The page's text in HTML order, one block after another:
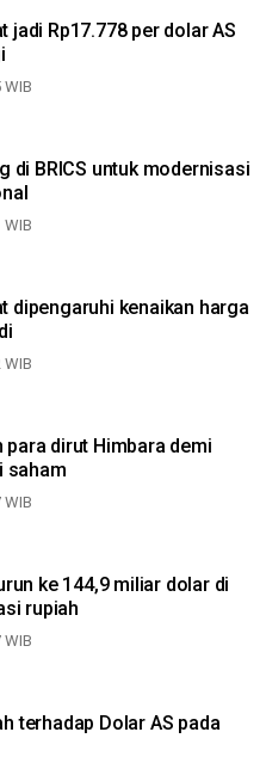
jadi Rp17.778 per dolar AS
WIB
di BRICS untuk modernisasi
WIB
dipengaruhi kenaikan harga
WIB
para dirut Himbara demi
saham
WIB
ke 144,9 miliar dolar di
rupiah
WIB
terhadap Dolar AS pada